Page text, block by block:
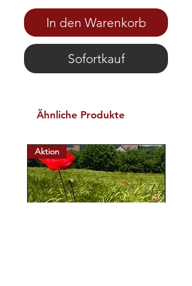
In den Warenkorb
Sofortkauf
Ähnliche Produkte
Aktion